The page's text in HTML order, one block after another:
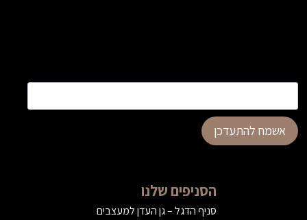
אשמח להתעדכן
הסניפים שלנו
סניף הדגל – גן העדן למעצבים